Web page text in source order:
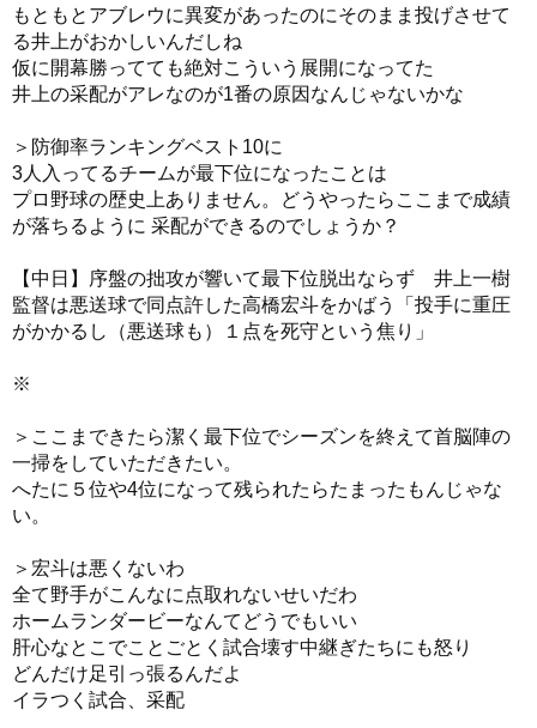
もともとアブレウに異変があったのにそのまま投げさせて
る井上がおかしいんだしね
仮に開幕勝ってても絶対こういう展開になってた
井上の采配がアレなのが1番の原因なんじゃないかな
＞防御率ランキングベスト10に
3人入ってるチームが最下位になったことは
プロ野球の歴史上ありません。どうやったらここまで成績
が落ちるように 采配ができるのでしょうか？
【中日】序盤の拙攻が響いて最下位脱出ならず 井上一樹
監督は悪送球で同点許した高橋宏斗をかばう「投手に重圧
がかかるし（悪送球も）１点を死守という焦り」
※
＞ここまできたら潔く最下位でシーズンを終えて首脳陣の
一掃をしていただきたい。
へたに５位や4位になって残られたらたまったもんじゃな
い。
＞宏斗は悪くないわ
全て野手がこんなに点取れないせいだわ
ホームランダービーなんてどうでもいい
肝心なとこでことごとく試合壊す中継ぎたちにも怒り
どんだけ足引っ張るんだよ
イラつく試合、采配